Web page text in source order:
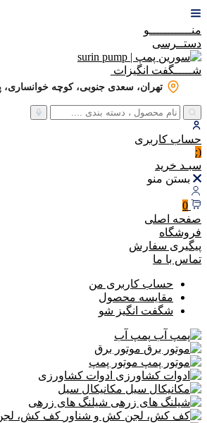
منــــــــــــو
دستــرسی
شـــــگفت انگیزات
تهران، سعدی جنوبی، کوچه خوانساری، پلاک ۱، طبقه ۱،
حساب کاربری
(:
سبـد خرید
بستن منو
0
صفحه اصلی
فروشگاه
پیگیری سفارش
تماس با ما
حساب کاربری من
مقایسه محصول
شگفت انگیز شو
پمپ آب
موتور برق
موتور پمپ
ادوات کشاورزی
مکانیکال سیل
شیلنگ های زرهی
کف کش،